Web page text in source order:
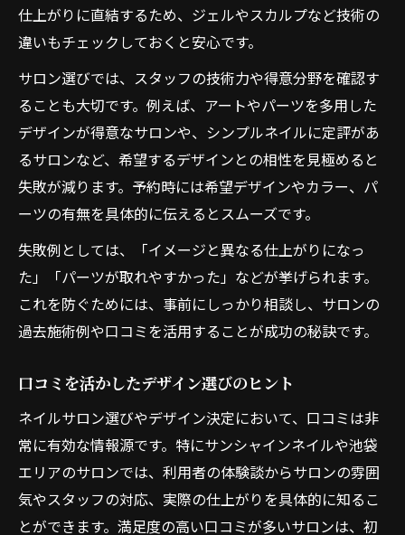
仕上がりに直結するため、ジェルやスカルプなど技術の
違いもチェックしておくと安心です。
サロン選びでは、スタッフの技術力や得意分野を確認す
ることも大切です。例えば、アートやパーツを多用した
デザインが得意なサロンや、シンプルネイルに定評があ
るサロンなど、希望するデザインとの相性を見極めると
失敗が減ります。予約時には希望デザインやカラー、パ
ーツの有無を具体的に伝えるとスムーズです。
失敗例としては、「イメージと異なる仕上がりになっ
た」「パーツが取れやすかった」などが挙げられます。
これを防ぐためには、事前にしっかり相談し、サロンの
過去施術例や口コミを活用することが成功の秘訣です。
口コミを活かしたデザイン選びのヒント
ネイルサロン選びやデザイン決定において、口コミは非
常に有効な情報源です。特にサンシャインネイルや池袋
エリアのサロンでは、利用者の体験談からサロンの雰囲
気やスタッフの対応、実際の仕上がりを具体的に知るこ
とができます。満足度の高い口コミが多いサロンは、初